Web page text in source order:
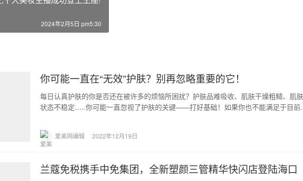
2024年2月5日 pm5:30
你可能一直在“无效”护肤？别再忽略重要的它！
每日认真护肤的你是否还在被许多的烦恼所困扰？护肤品难吸收、肌肤干燥粗糙、肌肤
状态不稳定…..你可能一直忽视了护肤的关键——打好基础！如果你也不能满足于目前
爱美网编辑 2022年12月19日
兰蔻免税携手中免集团，全新塑颜三管精华快闪店登陆海口